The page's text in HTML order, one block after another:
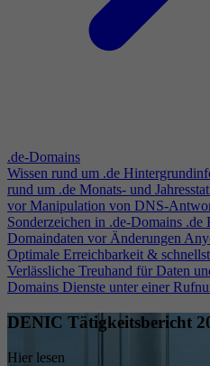
.de-Domains
Wissen rund um .de
rund um .de Monats- und
vor Manipulation von DNS-
Sonderzeichen in .de-Domains .de
Domaindaten vor Änderungen
Optimale Erreichbarkeit &
Verlässliche Treuhand für Daten
Domains Dienste unter einer
DENIC Tätigkeitsbericht
Hier lesen